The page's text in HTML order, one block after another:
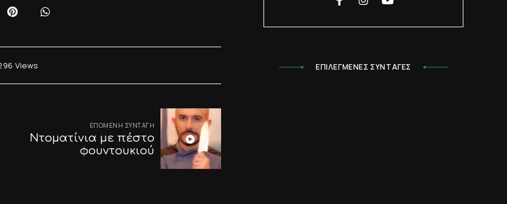
Views
ΕΠΌΜΕΝΗ ΣΥΝΤΑΓΉ
Ντοματίνια με πέστο
φουντουκιού
ΕΠΙΛΕΓΜΕΝΕΣ ΣΥΝΤΑΓΕΣ